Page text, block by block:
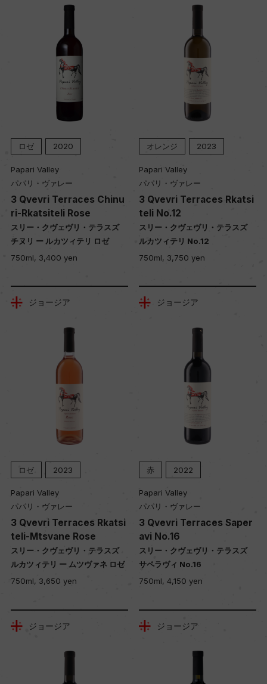
ロゼ 2020
Papari Valley
パパリ・ヴァレー
3 Qvevri Terraces Chinu
ri-Rkatsiteli Rose
スリー・クヴェヴリ・テラスズ
チヌリ ー ルカツィテリ ロゼ
750ml, 3,400 yen
オレンジ 2023
Papari Valley
パパリ・ヴァレー
3 Qvevri Terraces Rkatsi
teli No.12
スリー・クヴェヴリ・テラスズ
ルカツィテリ No.12
750ml, 3,750 yen
ジョージア
ロゼ 2023
Papari Valley
パパリ・ヴァレー
3 Qvevri Terraces Rkatsi
teli-Mtsvane Rose
スリー・クヴェヴリ・テラスズ
ルカツィテリ ー ムツヴァネ ロゼ
750ml, 3,650 yen
ジョージア
赤 2022
Papari Valley
パパリ・ヴァレー
3 Qvevri Terraces Saper
avi No.16
スリー・クヴェヴリ・テラスズ
サペラヴィ No.16
750ml, 4,150 yen
ジョージア ジョージア